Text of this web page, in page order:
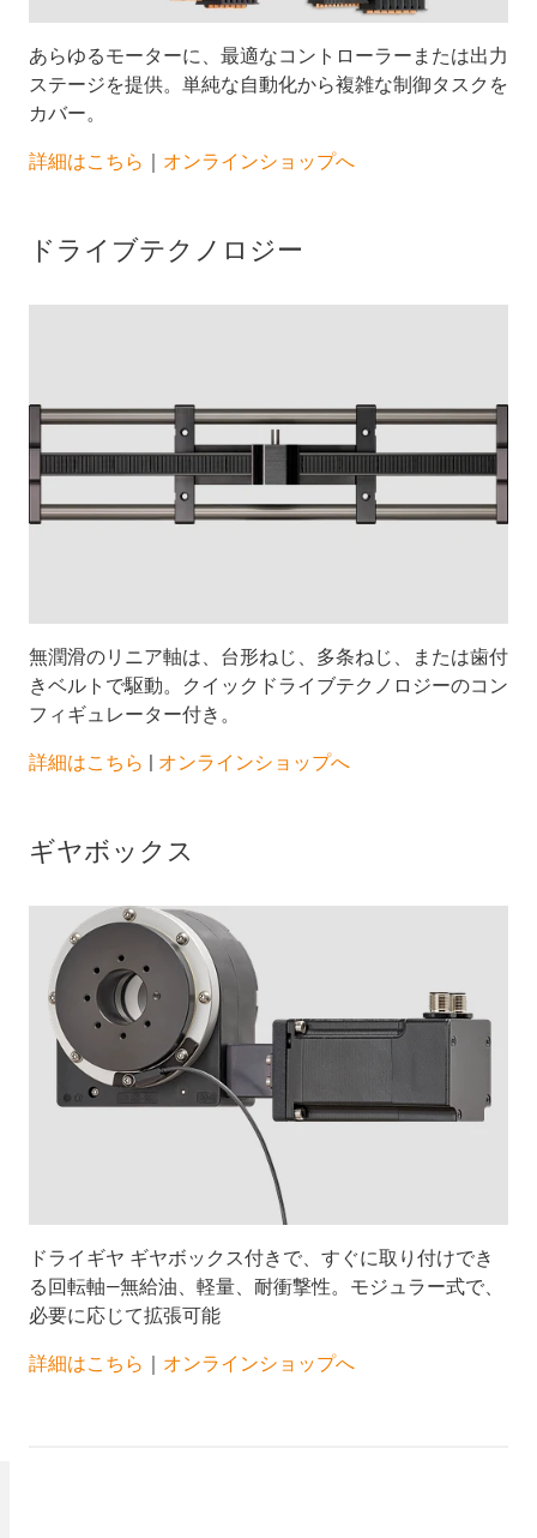
あらゆるモーターに、最適なコントローラーまたは出力
ステージを提供。単純な自動化から複雑な制御タスクを
カバー。
詳細はこちら ｜ オンラインショップへ
ドライブテクノロジー
無潤滑のリニア軸は、台形ねじ、多条ねじ、または歯付
きベルトで駆動。クイックドライブテクノロジーのコン
フィギュレーター付き。
詳細はこちら | オンラインショップへ
ギヤボックス
ドライギヤ ギヤボックス付きで、すぐに取り付けでき
る回転軸―無給油、軽量、耐衝撃性。モジュラー式で、
必要に応じて拡張可能
詳細はこちら オンラインショップへ